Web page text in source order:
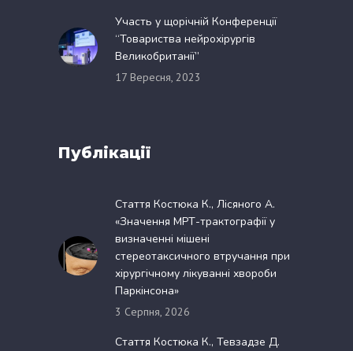
Участь у щорічній Конференції
“Товариства нейрохірургів
Великобританії”
17 Вересня, 2023
Публікації
Стаття Костюка К., Лісяного А.
«Значення МРТ-трактографії у
визначенні мішені
стереотаксичного втручання при
хірургічному лікуванні хвороби
Паркінсона»
3 Серпня, 2026
Стаття Костюка К., Тевзадзе Д.